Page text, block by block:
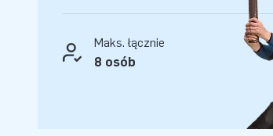
aby każdy zamek dmuchany spełniał
Jurassic World już dziś i przygotuj się na
najwyższej jakości i obsługi od JB!
Maks. łącznie
8 osób